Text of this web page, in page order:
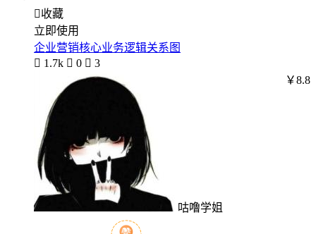
收藏
立即使用
企业营销核心业务逻辑关系图
 1.7k  0  3
咕噜学姐
￥8.8